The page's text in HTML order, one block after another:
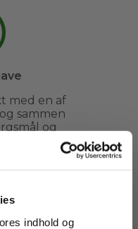
indhold og
med en af
sammen
og